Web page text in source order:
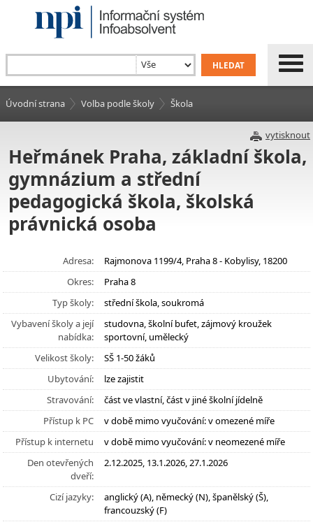
Úvodní strana Volba podle školy Škola
vytisknout
Heřmánek Praha, základní škola,
gymnázium a střední
pedagogická škola, školská
právnická osoba
Adresa:
Rajmonova 1199/4, Praha 8 - Kobylisy, 18200
Okres:
Praha 8
Typ školy:
střední škola, soukromá
Vybavení školy a její
nabídka:
studovna, školní bufet, zájmový kroužek
sportovní, umělecký
Velikost školy:
SŠ 1-50 žáků
Ubytování:
lze zajistit
Stravování:
část ve vlastní, část v jiné školní jídelně
Přístup k PC
v době mimo vyučování: v omezené míře
Přístup k internetu
v době mimo vyučování: v neomezené míře
Den otevřených
dveří:
2.12.2025, 13.1.2026, 27.1.2026
Cizí jazyky:
anglický (A), německý (N), španělský (Š),
francouzský (F)